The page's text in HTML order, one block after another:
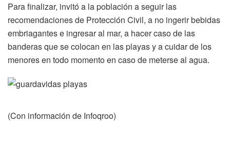
Para finalizar, invitó a la población a seguir las
recomendaciones de Protección Civil, a no ingerir bebidas
embriagantes e ingresar al mar, a hacer caso de las
banderas que se colocan en las playas y a cuidar de los
menores en todo momento en caso de meterse al agua.
(Con información de Infoqroo)